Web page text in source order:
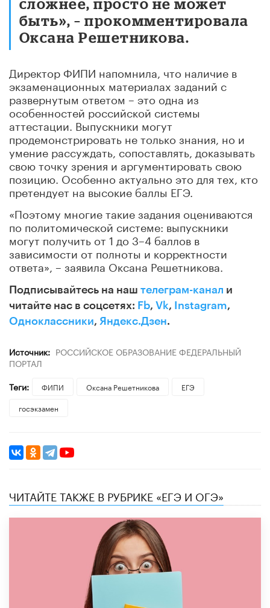
быть», – прокомментировала
Оксана Решетникова.
Директор ФИПИ напомнила, что наличие в
экзаменационных материалах заданий с
развернутым ответом – это одна из
особенностей российской системы
аттестации. Выпускники могут
продемонстрировать не только знания, но и
умение рассуждать, сопоставлять, доказывать
свою точку зрения и аргументировать свою
позицию. Особенно актуально это для тех, кто
претендует на высокие баллы ЕГЭ.
«Поэтому многие такие задания оцениваются
по политомической системе: выпускники
могут получить от 1 до 3–4 баллов в
зависимости от полноты и корректности
ответа», – заявила Оксана Решетникова.
Подписывайтесь на наш телеграм-канал и
читайте нас в соцсетях: Fb, Vk, Instagram,
Одноклассники, Яндекс.Дзен.
Источник: РОССИЙСКОЕ ОБРАЗОВАНИЕ ФЕДЕРАЛЬНЫЙ
ПОРТАЛ
Теги:
ФИПИ Оксана Решетникова
ЕГЭ
госэкзамен
ЧИТАЙТЕ ТАКЖЕ В РУБРИКЕ «ЕГЭ И ОГЭ»